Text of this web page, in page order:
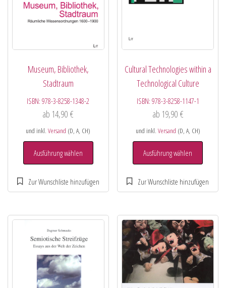
Museum, Bibliothek,
Stadtraum
ISBN:978-3-8258-1348-2
ab 14,90€
und inkl.Versand (D, A, CH)
Ausführung wählen
Cultural Technologies within a
Technological Culture
ISBN: 978-3-8258-1147-1
ab 19,90 €
und inkl. Versand (D, A, CH)
Ausführung wählen